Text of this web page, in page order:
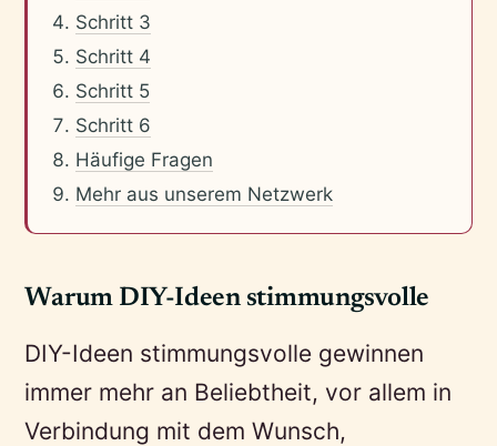
Schritt 3
Schritt 4
Schritt 5
Schritt 6
Häufige Fragen
Mehr aus unserem Netzwerk
Warum DIY-Ideen stimmungsvolle
DIY-Ideen stimmungsvolle gewinnen
immer mehr an Beliebtheit, vor allem in
Verbindung mit dem Wunsch,